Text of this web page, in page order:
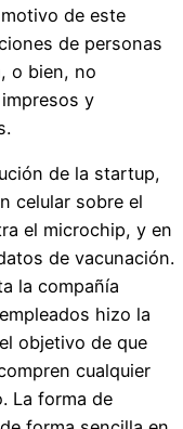
de este
de personas
o bien, no
y
de la startup,
celular sobre el
el microchip, y en
de vacunación.
la compañía
hizo la
objetivo de que
cualquier
La forma de